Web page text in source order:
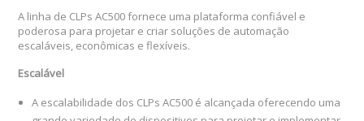
A linha de CLPs AC500 fornece uma plataforma confiável e
poderosa para projetar e criar soluções de automação
escaláveis, econômicas e flexíveis.
Escalável
A escalabilidade dos CLPs AC500 é alcançada oferecendo uma